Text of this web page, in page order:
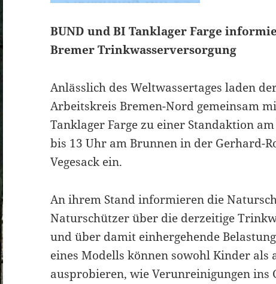
BUND und BI Tanklager Farge
Bremer Trinkwasserversorgung
Anlässlich des Weltwassertages laden
Arbeitskreis Bremen-Nord gemeinsam
Tanklager Farge zu einer Standaktion
bis 13 Uhr am Brunnen in der Gerhard-
Vegesack ein.
An ihrem Stand informieren die
Naturschützer über die derzeitige
und über damit einhergehende
eines Modells können sowohl Kinder als
ausprobieren, wie Verunreinigungen ins